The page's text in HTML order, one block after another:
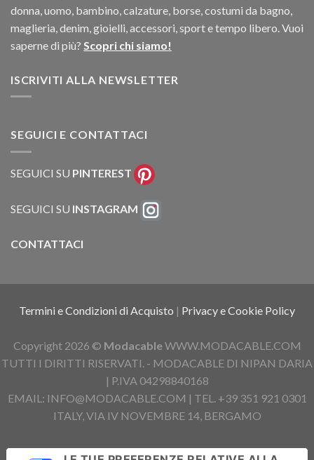
donna, uomo, bambino, calzature, borse, costumi da bagno,
maglieria, denim, gioielli, accessori, sport e tempo libero. Vuoi
saperne di più? Scopri chi siamo!
ISCRIVITI ALLA NEWSLETTER
SEGUICI E CONTATTACI
SEGUICI SU PINTEREST
SEGUICI SU INSTAGRAM
CONTATTACI
Termini e Condizioni di Acquisto | Privacy e Cookie Policy
Copyright 2026 © ModacableWWW.MODACABLE.COM
TUTTI I DIRITTI RISERVATI. - MODACABLE DI NIPAN DARIA
| P.IVA 04298840168
EMAIL: INFO@MODACABLE.COM | TEL. +39 351 921 0301
ITALY, VIA IV NOVEMBRE 14, BERGAMO